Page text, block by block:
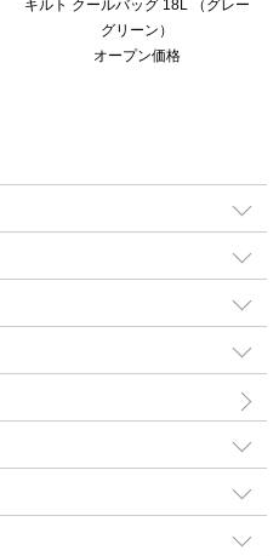
キルト クールバッグ 18L （グレー
グリーン）
オープン価格